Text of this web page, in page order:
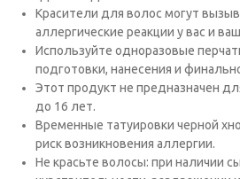
Красители для волос могут
аллергические реакции у вас и
Исполь­зуйте одноразовые
подготовки, нанесения и
Этот продукт не предназна­чен
до 16 лет.
Временные татуировки черной
риск возникновения аллергии.
Не красьте волосы: при наличии